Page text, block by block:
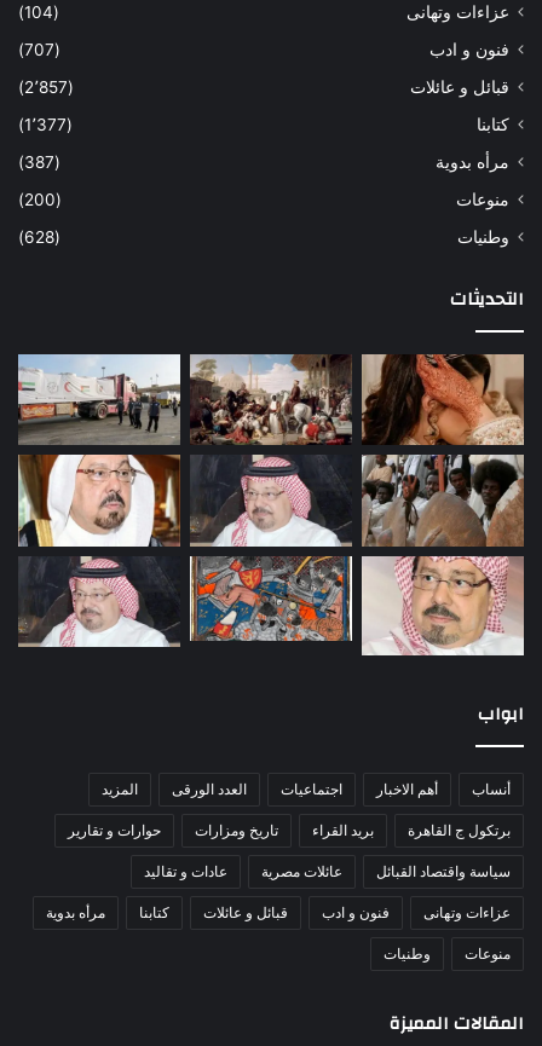
عزاءات وتهانى
(104)
فنون و ادب
(707)
قبائل و عائلات
(2٬857)
كتابنا
(1٬377)
مرأه بدوية
(387)
منوعات
(200)
وطنيات
(628)
التحديثات
ابواب
أنساب أهم الاخبار اجتماعيات العدد الورقى المزيد
برتكول ج القاهرة بريد القراء تاريخ ومزارات حوارات و تقارير
سياسة واقتصاد القبائل عائلات مصرية عادات و تقاليد
عزاءات وتهانى فنون و ادب قبائل و عائلات كتابنا مرأه بدوية
منوعات وطنيات
المقالات المميزة